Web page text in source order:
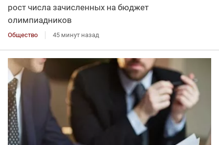
рост числа зачисленных на бюджет
олимпиадников
Общество 45 минут назад